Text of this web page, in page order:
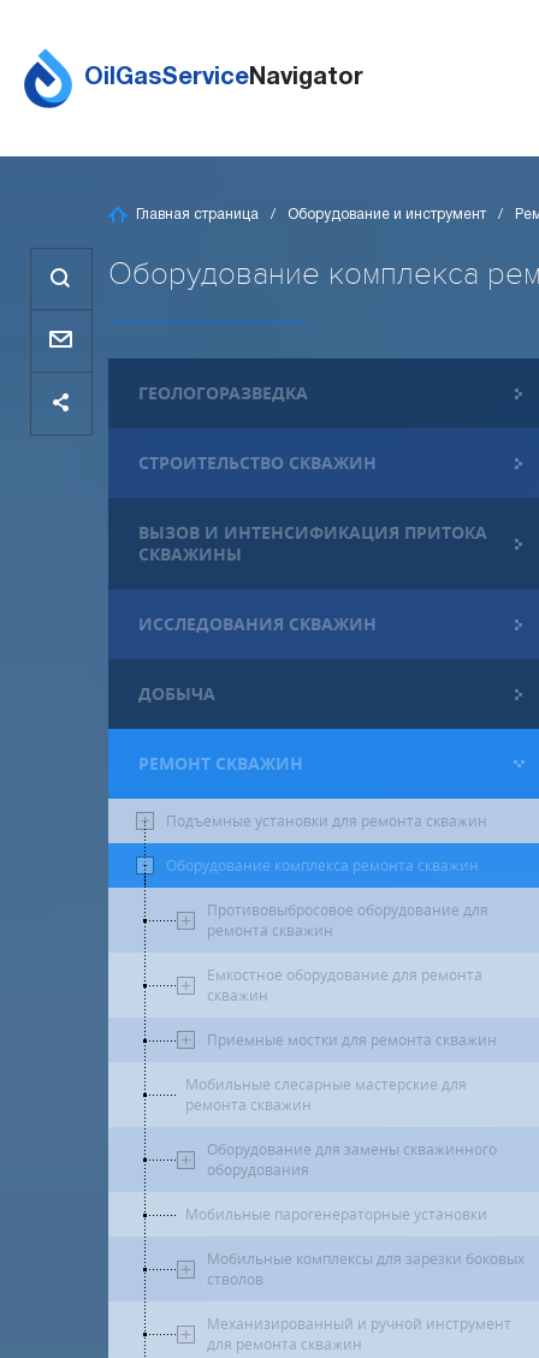
OilGasServiceNavigator
Главная страница Оборудование и инструмент
Оборудование комплекса
ГЕОЛОГОРАЗВЕДКА
СТРОИТЕЛЬСТВО СКВАЖИН
ВЫЗОВ И ИНТЕНСИФИКАЦИЯ ПРИТОКА
СКВАЖИНЫ
ИССЛЕДОВАНИЯ СКВАЖИН
ДОБЫЧА
РЕМОНТ СКВАЖИН
Подъемные установки для ремонта скважин
Оборудование комплекса ремонта скважин
Противовыбросовое оборудование для
ремонта скважин
Емкостное оборудование для ремонта
скважин
Приемные мостки для ремонта скважин
Мобильные слесарные мастерские для
ремонта скважин
Оборудование для замены скважинного
оборудования
Мобильные парогенераторные установки
Мобильные комплексы для зарезки боковых
стволов
Механизированный и ручной инструмент
для ремонта скважин